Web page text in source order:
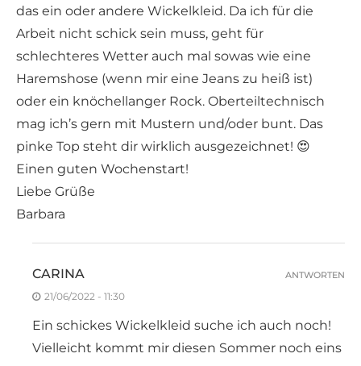
das ein oder andere Wickelkleid. Da ich für die
Arbeit nicht schick sein muss, geht für
schlechteres Wetter auch mal sowas wie eine
Haremshose (wenn mir eine Jeans zu heiß ist)
oder ein knöchellanger Rock. Oberteiltechnisch
mag ich’s gern mit Mustern und/oder bunt. Das
pinke Top steht dir wirklich ausgezeichnet! 😍
Einen guten Wochenstart!
Liebe Grüße
Barbara
CARINA
21/06/2022 - 11:30
Ein schickes Wickelkleid suche ich auch noch!
Vielleicht kommt mir diesen Sommer noch eins
ANTWORTEN